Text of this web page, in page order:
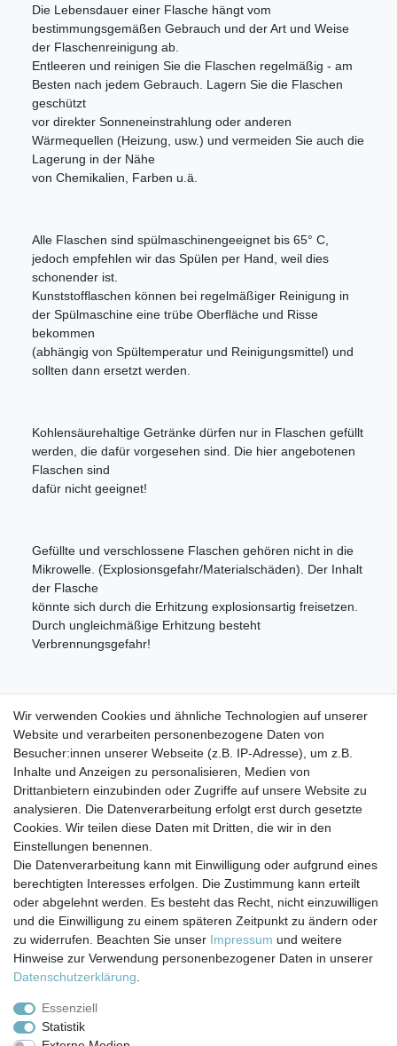
Die Lebensdauer einer Flasche hängt vom
bestimmungsgemäßen Gebrauch und der Art und Weise
der Flaschenreinigung ab.
Entleeren und reinigen Sie die Flaschen regelmäßig - am
Besten nach jedem Gebrauch. Lagern Sie die Flaschen
geschützt
vor direkter Sonneneinstrahlung oder anderen
Wärmequellen (Heizung, usw.) und vermeiden Sie auch die
Lagerung in der Nähe
von Chemikalien, Farben u.ä.
Alle Flaschen sind spülmaschinengeeignet bis 65° C,
jedoch empfehlen wir das Spülen per Hand, weil dies
schonender ist.
Kunststofflaschen können bei regelmäßiger Reinigung in
der Spülmaschine eine trübe Oberfläche und Risse
bekommen
(abhängig von Spültemperatur und Reinigungsmittel) und
sollten dann ersetzt werden.
Kohlensäurehaltige Getränke dürfen nur in Flaschen gefüllt
werden, die dafür vorgesehen sind. Die hier angebotenen
Flaschen sind
dafür nicht geeignet!
Gefüllte und verschlossene Flaschen gehören nicht in die
Mikrowelle. (Explosionsgefahr/Materialschäden). Der Inhalt
der Flasche
könnte sich durch die Erhitzung explosionsartig freisetzen.
Durch ungleichmäßige Erhitzung besteht
Verbrennungsgefahr!
Flaschen nicht isoliert sind. Die Flaschen selbst halten
höhere Temperaturen
aus, allerdings besteht bei heißen Getränken
Verbrennungsgefahr.
Impressum Daten­schutz­erklärung AGB
Barrierefreiheitserklärung Widerrufs­recht
Wir verwenden Cookies und ähnliche Technologien auf unserer
Website und verarbeiten personenbezogene Daten von
Besucher:innen unserer Webseite (z.B. IP-Adresse), um z.B.
Inhalte und Anzeigen zu personalisieren, Medien von
Drittanbietern einzubinden oder Zugriffe auf unsere Website zu
analysieren. Die Datenverarbeitung erfolgt erst durch gesetzte
Cookies. Wir teilen diese Daten mit Dritten, die wir in den
Einstellungen benennen.
Die Datenverarbeitung kann mit Einwilligung oder aufgrund eines
berechtigten Interesses erfolgen. Die Zustimmung kann erteilt
oder abgelehnt werden. Es besteht das Recht, nicht einzuwilligen
und die Einwilligung zu einem späteren Zeitpunkt zu ändern oder
zu widerrufen. Beachten Sie unser Impressum und weitere
Hinweise zur Verwendung personenbezogener Daten in unserer
Daten­schutz­erklärung
Essenziell
Statistik